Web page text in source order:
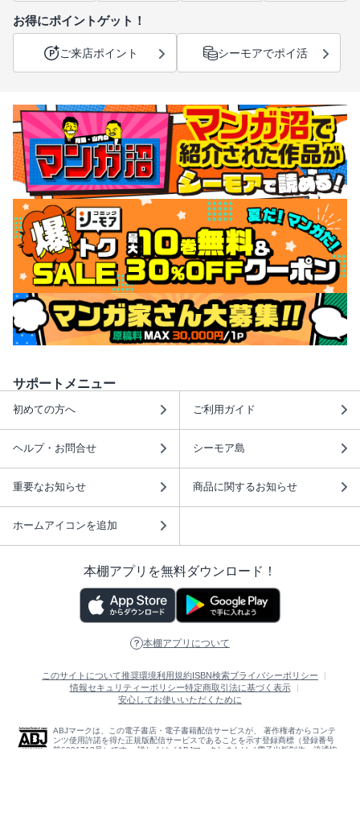
お得にポイントゲット！
ご来店ポイント シーモアでポイ活
サポートメニュー
初めての方へ ご利用ガイド
ヘルプ・お問合せ シーモア島
重要なお知らせ 商品に関するお知らせ
ホームアイコンを追加
本棚アプリを無料ダウンロード！
本棚アプリについて
このサイトについて推奨環境利用規約ISBN検索プライバシーポリシー
情報セキュリティーポリシー特定商取引法に基づく表示
安心してお使いいただくために
ABJマークは、この電子書店・電子書籍配信サービスが、 著作権者からコンテ
ンツ使用許諾を得た正規版配信サービスであることを示す登録商標（登録番号
第6091713号）です。 詳しくは［ABJマーク］または［電子出版制作・流通協